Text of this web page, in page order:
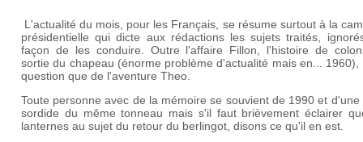
L'actualité du mois, pour les Français, se résume surtout à la
présidentielle qui dicte aux rédactions les sujets traités,
façon de les conduire. Outre l'affaire Fillon, l'histoire de
sortie du chapeau (énorme problème d'actualité mais en... 1960),
question que de l'aventure Theo.
Toute personne avec de la mémoire se souvient de 1990 et d'une
sordide du même tonneau mais s'il faut brièvement éclairer
lanternes au sujet du retour du berlingot, disons ce qu'il en est.